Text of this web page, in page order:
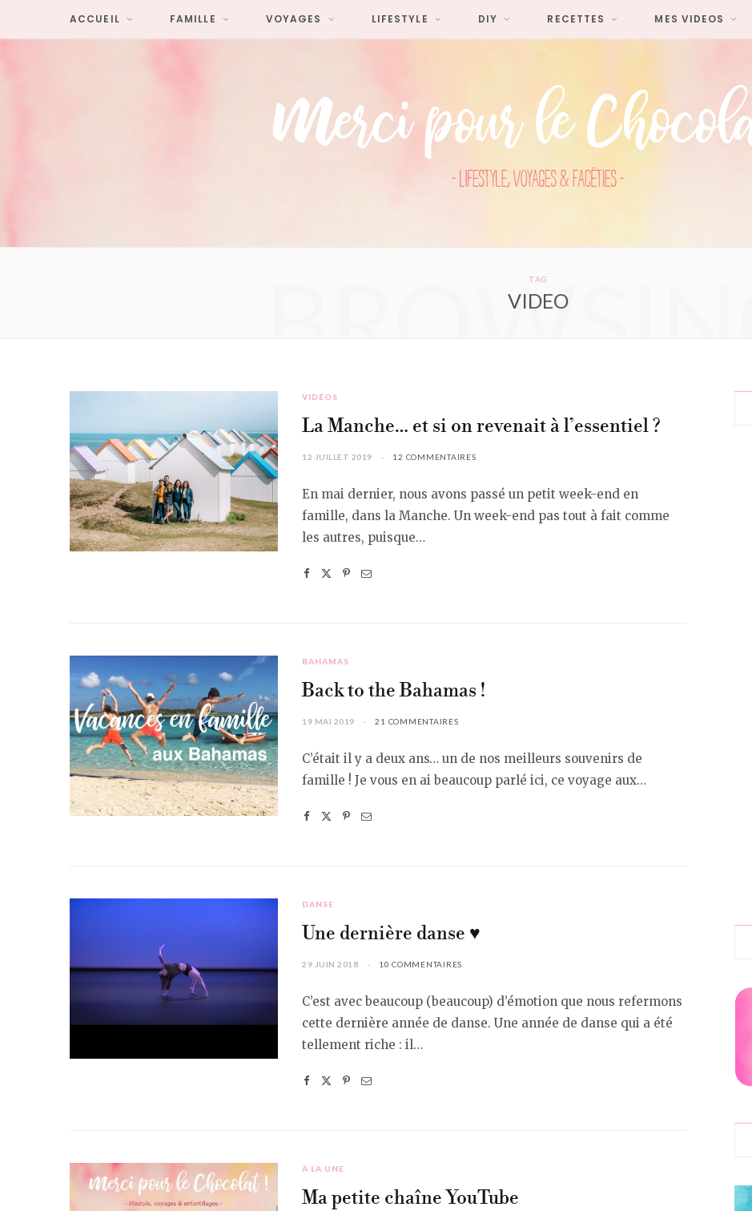
ACCUEIL FAMILLE VOYAGES LIFESTYLE DIY RECETTES MES VIDEOS
TAG
VIDEO
BROWSING
VIDÉOS
La Manche… et si on revenait à l’essentiel ?
12 JUILLET 2019 12 COMMENTAIRES
En mai dernier, nous avons passé un petit week-end en
famille, dans la Manche. Un week-end pas tout à fait comme
les autres, puisque…
BAHAMAS
Back to the Bahamas !
19 MAI 2019 21 COMMENTAIRES
C’était il y a deux ans… un de nos meilleurs souvenirs de
famille ! Je vous en ai beaucoup parlé ici, ce voyage aux…
DANSE
Une dernière danse ♥︎
29 JUIN 2018 10 COMMENTAIRES
C’est avec beaucoup (beaucoup) d’émotion que nous refermons
cette dernière année de danse. Une année de danse qui a été
tellement riche : il…
À LA UNE
Ma petite chaîne YouTube